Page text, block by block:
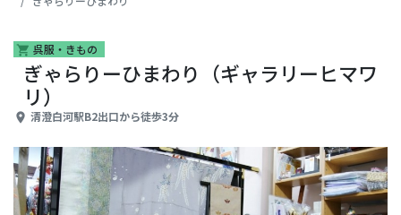
shopping_cart 呉服・きもの
ぎゃらりーひまわり（ギャラリーヒマワ
リ）
place 清澄白河駅B2出口から徒歩3分